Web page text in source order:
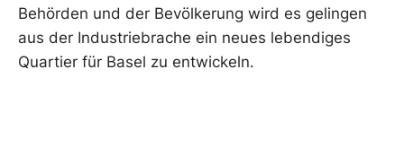
Behörden und der Bevölkerung wird es gelingen
aus der Industriebrache ein neues lebendiges
Quartier für Basel zu entwickeln.